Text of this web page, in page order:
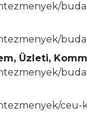
Üzleti,